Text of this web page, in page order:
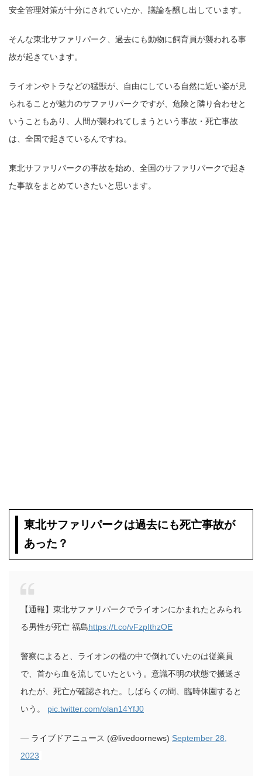
安全管理対策が十分にされていたか、議論を醸し出しています。
そんな東北サファリパーク、過去にも動物に飼育員が襲われる事
故が起きています。
ライオンやトラなどの猛獣が、自由にしている自然に近い姿が見
られることが魅力のサファリパークですが、危険と隣り合わせと
いうこともあり、人間が襲われてしまうという事故・死亡事故
は、全国で起きているんですね。
東北サファリパークの事故を始め、全国のサファリパークで起き
た事故をまとめていきたいと思います。
東北サファリパークは過去にも死亡事故が
あった？
【通報】東北サファリパークでライオンにかまれたとみられ
る男性が死亡 福島https://t.co/vFzpIthzOE
警察によると、ライオンの檻の中で倒れていたのは従業員
で、首から血を流していたという。意識不明の状態で搬送さ
れたが、死亡が確認された。しばらくの間、臨時休園すると
いう。 pic.twitter.com/olan14YfJ0
— ライブドアニュース (@livedoornews) September 28,
2023